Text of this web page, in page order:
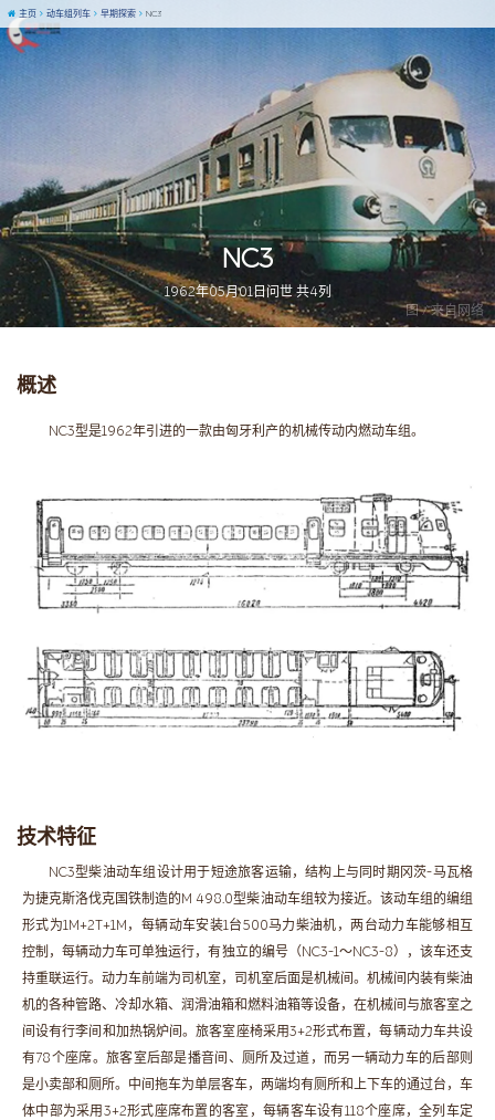
图 / 来自网络
NC3
1962年05月01日问世 共4列
主页 动车组列车 早期探索 NC3
概述
NC3型是1962年引进的一款由匈牙利产的机械传动内燃动车组。
技术特征
NC3型柴油动车组设计用于短途旅客运输，结构上与同时期冈茨-马瓦格
为捷克斯洛伐克国铁制造的M 498.0型柴油动车组较为接近。该动车组的编组
形式为1M+2T+1M，每辆动车安装1台500马力柴油机，两台动力车能够相互
控制，每辆动力车可单独运行，有独立的编号（NC3-1～NC3-8），该车还支
持重联运行。动力车前端为司机室，司机室后面是机械间。机械间内装有柴油
机的各种管路、冷却水箱、润滑油箱和燃料油箱等设备，在机械间与旅客室之
间设有行李间和加热锅炉间。旅客室座椅采用3+2形式布置，每辆动力车共设
有78个座席。旅客室后部是播音间、厕所及过道，而另一辆动力车的后部则
是小卖部和厕所。中间拖车为单层客车，两端均有厕所和上下车的通过台，车
体中部为采用3+2形式座席布置的客室，每辆客车设有118个座席，全列车定